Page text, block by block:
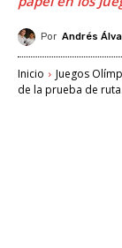
Por Andrés
Inicio Juegos
de la prueba de